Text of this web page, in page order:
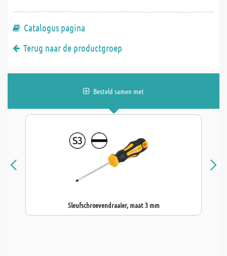
Catalogus pagina
Terug naar de productgroep
Besteld samen met
Sleufschroevendraaier, maat 3 mm